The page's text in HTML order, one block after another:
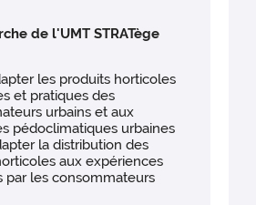
de l'UMT STRATège
les produits horticoles
et pratiques des
urbains et aux
pédoclimatiques urbaines
la distribution des
aux expériences
par les consommateurs